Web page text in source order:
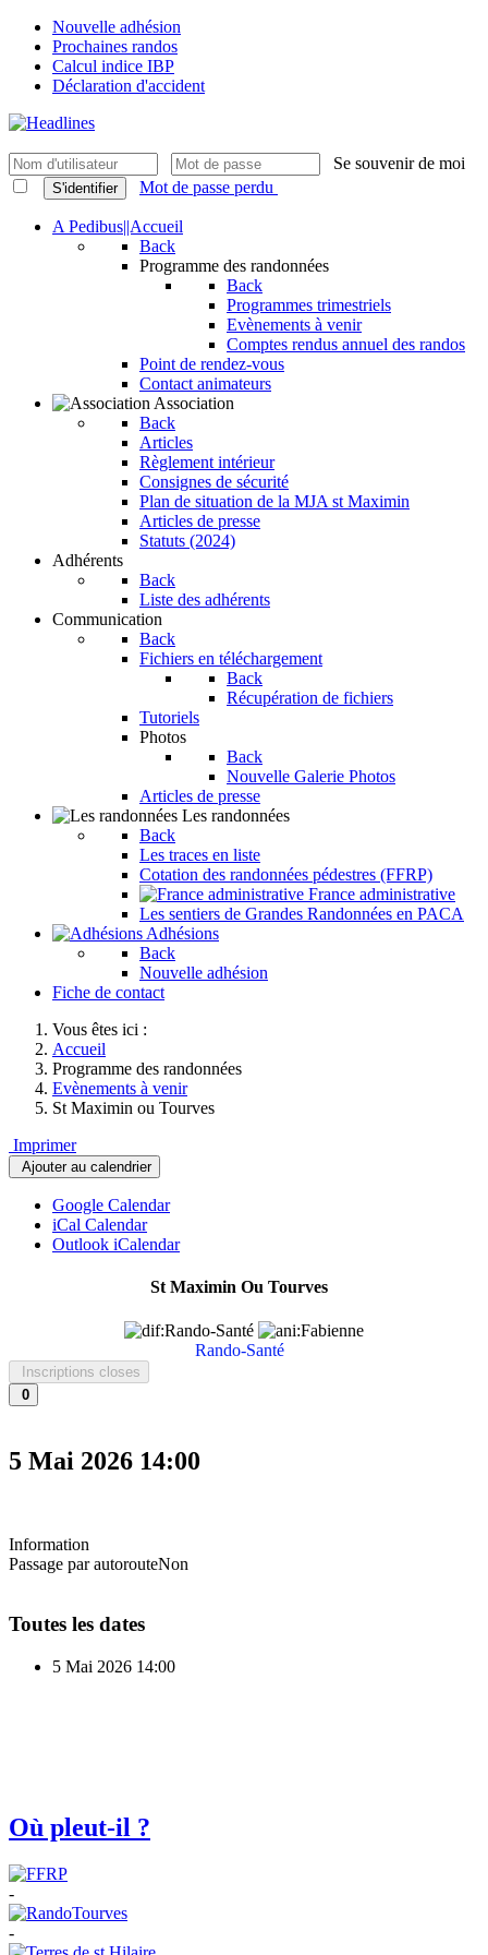
Nouvelle adhésion
Prochaines randos
Calcul indice IBP
Déclaration d'accident
Se souvenir de moi
S'identifier Mot de passe perdu
A Pedibus||Accueil
Back
Programme des randonnées
Back
Programmes trimestriels
Evènements à venir
Comptes rendus annuel des randos
Point de rendez-vous
Contact animateurs
Association
Back
Articles
Règlement intérieur
Consignes de sécurité
Plan de situation de la MJA st Maximin
Articles de presse
Statuts (2024)
Adhérents
Back
Liste des adhérents
Communication
Back
Fichiers en téléchargement
Back
Récupération de fichiers
Tutoriels
Photos
Back
Nouvelle Galerie Photos
Articles de presse
Les randonnées
Back
Les traces en liste
Cotation des randonnées pédestres (FFRP)
France administrative
Les sentiers de Grandes Randonnées en PACA
Adhésions
Back
Nouvelle adhésion
Fiche de contact
Vous êtes ici :
Accueil
Programme des randonnées
Evènements à venir
St Maximin ou Tourves
Imprimer
Ajouter au calendrier
Google Calendar
iCal Calendar
Outlook iCalendar
St Maximin Ou Tourves
Rando-Santé
Inscriptions closes
0
5 Mai 2026 14:00
Information
Passage par autorouteNon
Toutes les dates
5 Mai 2026 14:00
Où pleut-il ?
-
-